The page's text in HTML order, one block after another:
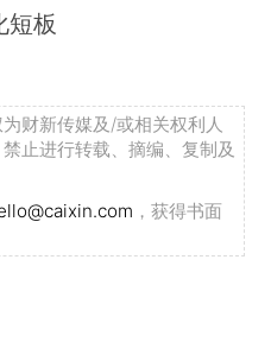
短板
财新传媒及/或相关权利人
止进行转载、摘编、复制及
，获得书面